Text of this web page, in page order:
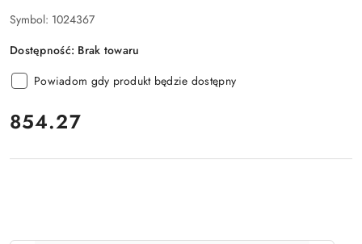
Symbol: 1024367
Dostępność: Brak towaru
Powiadom gdy produkt będzie dostępny
cena:
854.27